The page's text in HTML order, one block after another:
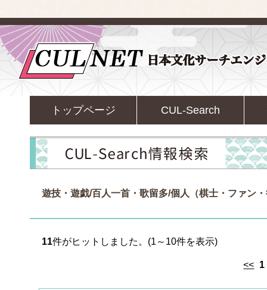
トップページ CUL-Search
遊技・遊戯/百人一首・歌留多/個人（棋士・ファン
11件がヒットしました。(1～10件を表示)
<< 1